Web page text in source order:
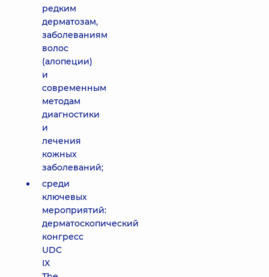
редким
дерматозам,
заболеваниям
волос
(алопеции)
и
современным
методам
диагностики
и
лечения
кожных
заболеваний;
среди
ключевых
мероприятий:
дерматоскопический
конгресс
UDC
IX